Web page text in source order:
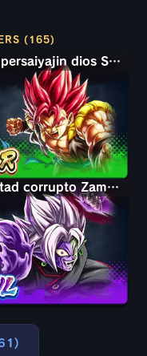
(165)
Supersaiyajin dios Shallet
Mitad corrupto Zamasu fusionado